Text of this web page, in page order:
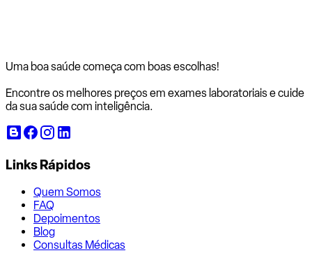
Uma boa saúde começa com boas escolhas!
Encontre os melhores preços em exames laboratoriais e cuide
da sua saúde com inteligência.
Links Rápidos
Quem Somos
FAQ
Depoimentos
Blog
Consultas Médicas